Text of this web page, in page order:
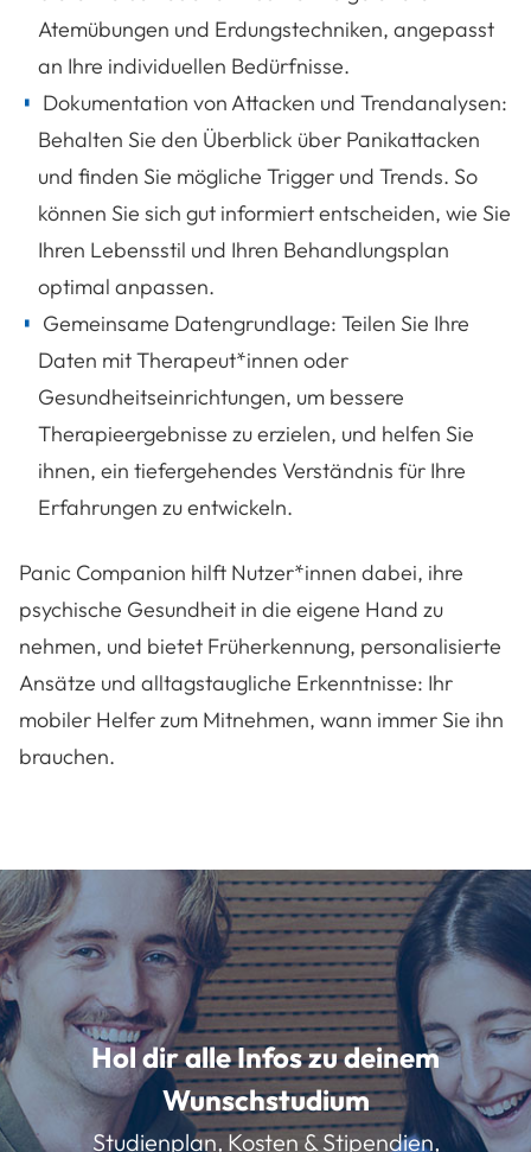
Atemübungen und Erdungstechniken, angepasst
an Ihre individuellen Bedürfnisse.
Dokumentation von Attacken und Trendanalysen:
Behalten Sie den Überblick über Panikattacken
und finden Sie mögliche Trigger und Trends. So
können Sie sich gut informiert entscheiden, wie Sie
Ihren Lebensstil und Ihren Behandlungsplan
optimal anpassen.
Gemeinsame Datengrundlage: Teilen Sie Ihre
Daten mit Therapeut*innen oder
Gesundheitseinrichtungen, um bessere
Therapieergebnisse zu erzielen, und helfen Sie
ihnen, ein tiefergehendes Verständnis für Ihre
Erfahrungen zu entwickeln.
Panic Companion hilft Nutzer*innen dabei, ihre
psychische Gesundheit in die eigene Hand zu
nehmen, und bietet Früherkennung, personalisierte
Ansätze und alltagstaugliche Erkenntnisse: Ihr
mobiler Helfer zum Mitnehmen, wann immer Sie ihn
brauchen.
Hol dir alle Infos zu deinem
Wunschstudium
Studienplan, Kosten & Stipendien,